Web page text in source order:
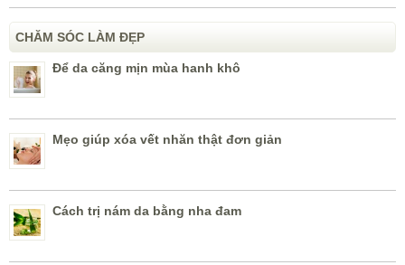
CHĂM SÓC LÀM ĐẸP
Để da căng mịn mùa hanh khô
Mẹo giúp xóa vết nhăn thật đơn giản
Cách trị nám da bằng nha đam